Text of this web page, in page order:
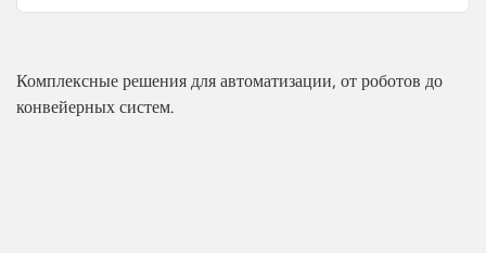
Комплексные решения для автоматизации, от роботов до
конвейерных систем.